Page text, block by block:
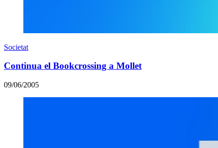
Societat
Continua el Bookcrossing a Mollet
09/06/2005